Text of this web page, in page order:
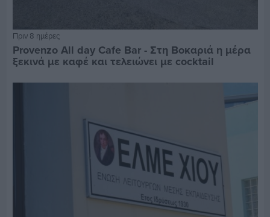
Πριν 8 ημέρες
Provenzo All day Cafe Bar - Στη Βοκαριά η μέρα
ξεκινά με καφέ και τελειώνει με cocktail